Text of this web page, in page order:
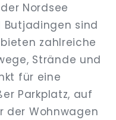
Nordsee
sind
zahlreiche
Strände und
für eine
Parkplatz, auf
der Wohnwagen